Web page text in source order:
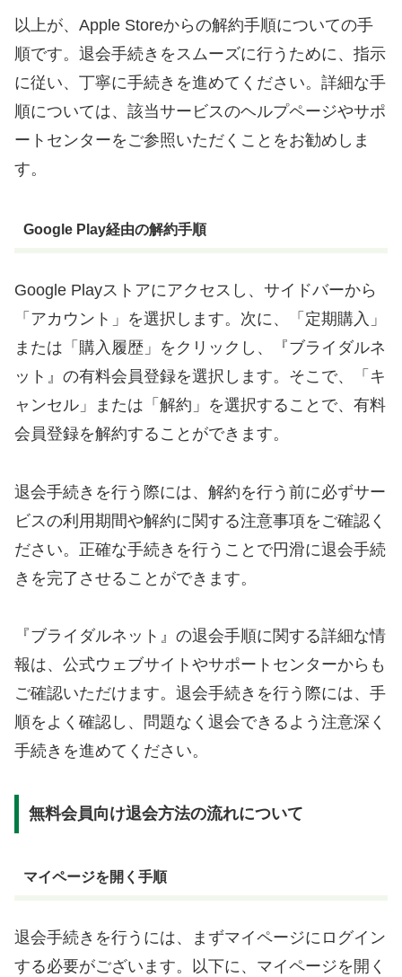
以上が、Apple Storeからの解約手順についての手
順です。退会手続きをスムーズに行うために、指示
に従い、丁寧に手続きを進めてください。詳細な手
順については、該当サービスのヘルプページやサポ
ートセンターをご参照いただくことをお勧めしま
す。
Google Play経由の解約手順
Google Playストアにアクセスし、サイドバーから
「アカウント」を選択します。次に、「定期購入」
または「購入履歴」をクリックし、『ブライダルネ
ット』の有料会員登録を選択します。そこで、「キ
ャンセル」または「解約」を選択することで、有料
会員登録を解約することができます。
退会手続きを行う際には、解約を行う前に必ずサー
ビスの利用期間や解約に関する注意事項をご確認く
ださい。正確な手続きを行うことで円滑に退会手続
きを完了させることができます。
『ブライダルネット』の退会手順に関する詳細な情
報は、公式ウェブサイトやサポートセンターからも
ご確認いただけます。退会手続きを行う際には、手
順をよく確認し、問題なく退会できるよう注意深く
手続きを進めてください。
無料会員向け退会方法の流れについて
マイページを開く手順
退会手続きを行うには、まずマイページにログイン
する必要がございます。以下に、マイページを開く